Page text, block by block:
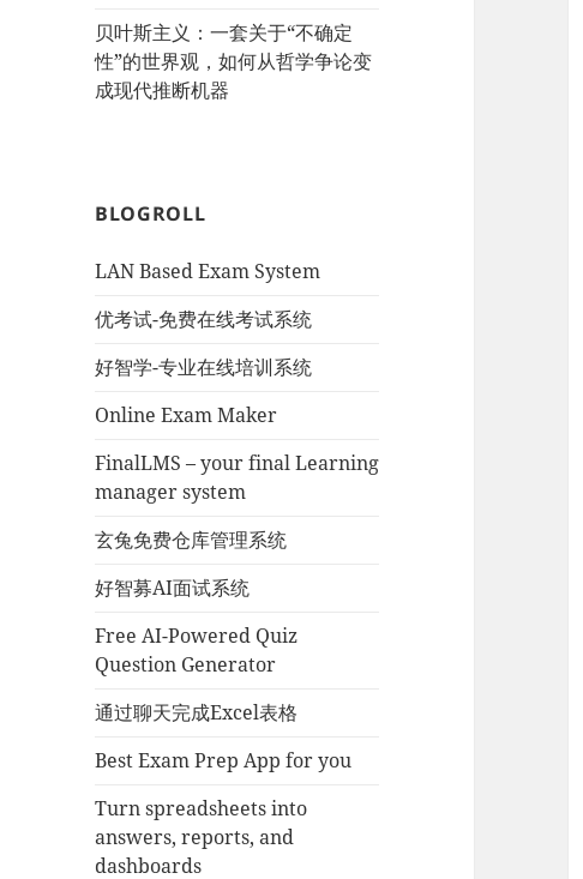
贝叶斯主义：一套关于“不确定
性”的世界观，如何从哲学争论变
成现代推断机器
BLOGROLL
LAN Based Exam System
优考试-免费在线考试系统
好智学-专业在线培训系统
Online Exam Maker
FinalLMS – your final Learning
manager system
玄兔免费仓库管理系统
好智募AI面试系统
Free AI-Powered Quiz
Question Generator
通过聊天完成Excel表格
Best Exam Prep App for you
Turn spreadsheets into
answers, reports, and
dashboards